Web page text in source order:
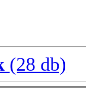
(28 db)